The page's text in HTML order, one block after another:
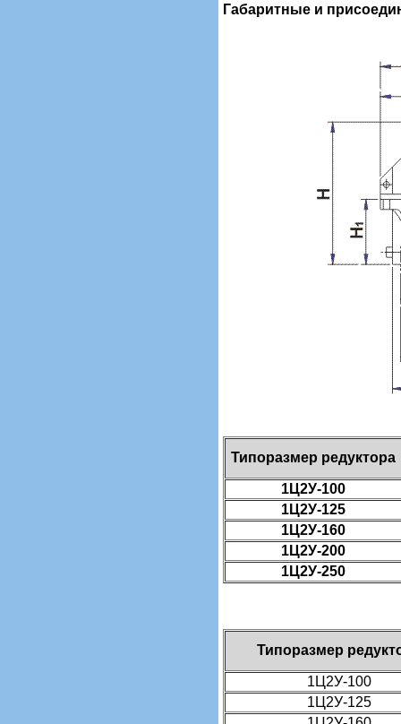
Габаритные и
Типоразмер редуктора
1Ц2У-100
1Ц2У-125
1Ц2У-160
1Ц2У-200
1Ц2У-250
Типоразмер
1Ц2У-100
1Ц2У-125